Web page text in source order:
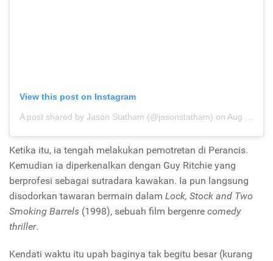
View this post on Instagram
A post shared by Jason Statham (@jasonstatham) on Aug 13, 2019 at 8:50pm PDT
Ketika itu, ia tengah melakukan pemotretan di Perancis.
Kemudian ia diperkenalkan dengan Guy Ritchie yang
berprofesi sebagai sutradara kawakan. Ia pun langsung
disodorkan tawaran bermain dalam Lock, Stock and Two
Smoking Barrels (1998), sebuah film bergenre comedy
thriller.
Kendati waktu itu upah baginya tak begitu besar (kurang